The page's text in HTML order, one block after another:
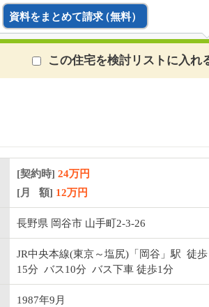
資料をまとめて請求（無料）
この住宅を検討リストに入れ
[契約時] 24万円
[月 額] 12万円
長野県 岡谷市 山手町2-3-26
JR中央本線(東京～塩尻)「岡谷」駅 徒歩
15分 バス10分 バス下車 徒歩1分
1987年9月